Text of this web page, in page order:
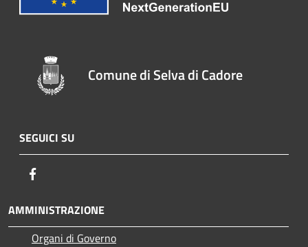
Comune di Selva di Cadore
SEGUICI SU
AMMINISTRAZIONE
Organi di Governo